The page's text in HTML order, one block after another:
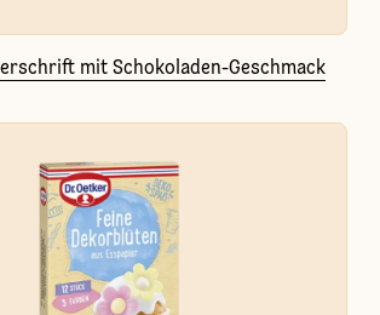
mit Schokoladen-Geschmack